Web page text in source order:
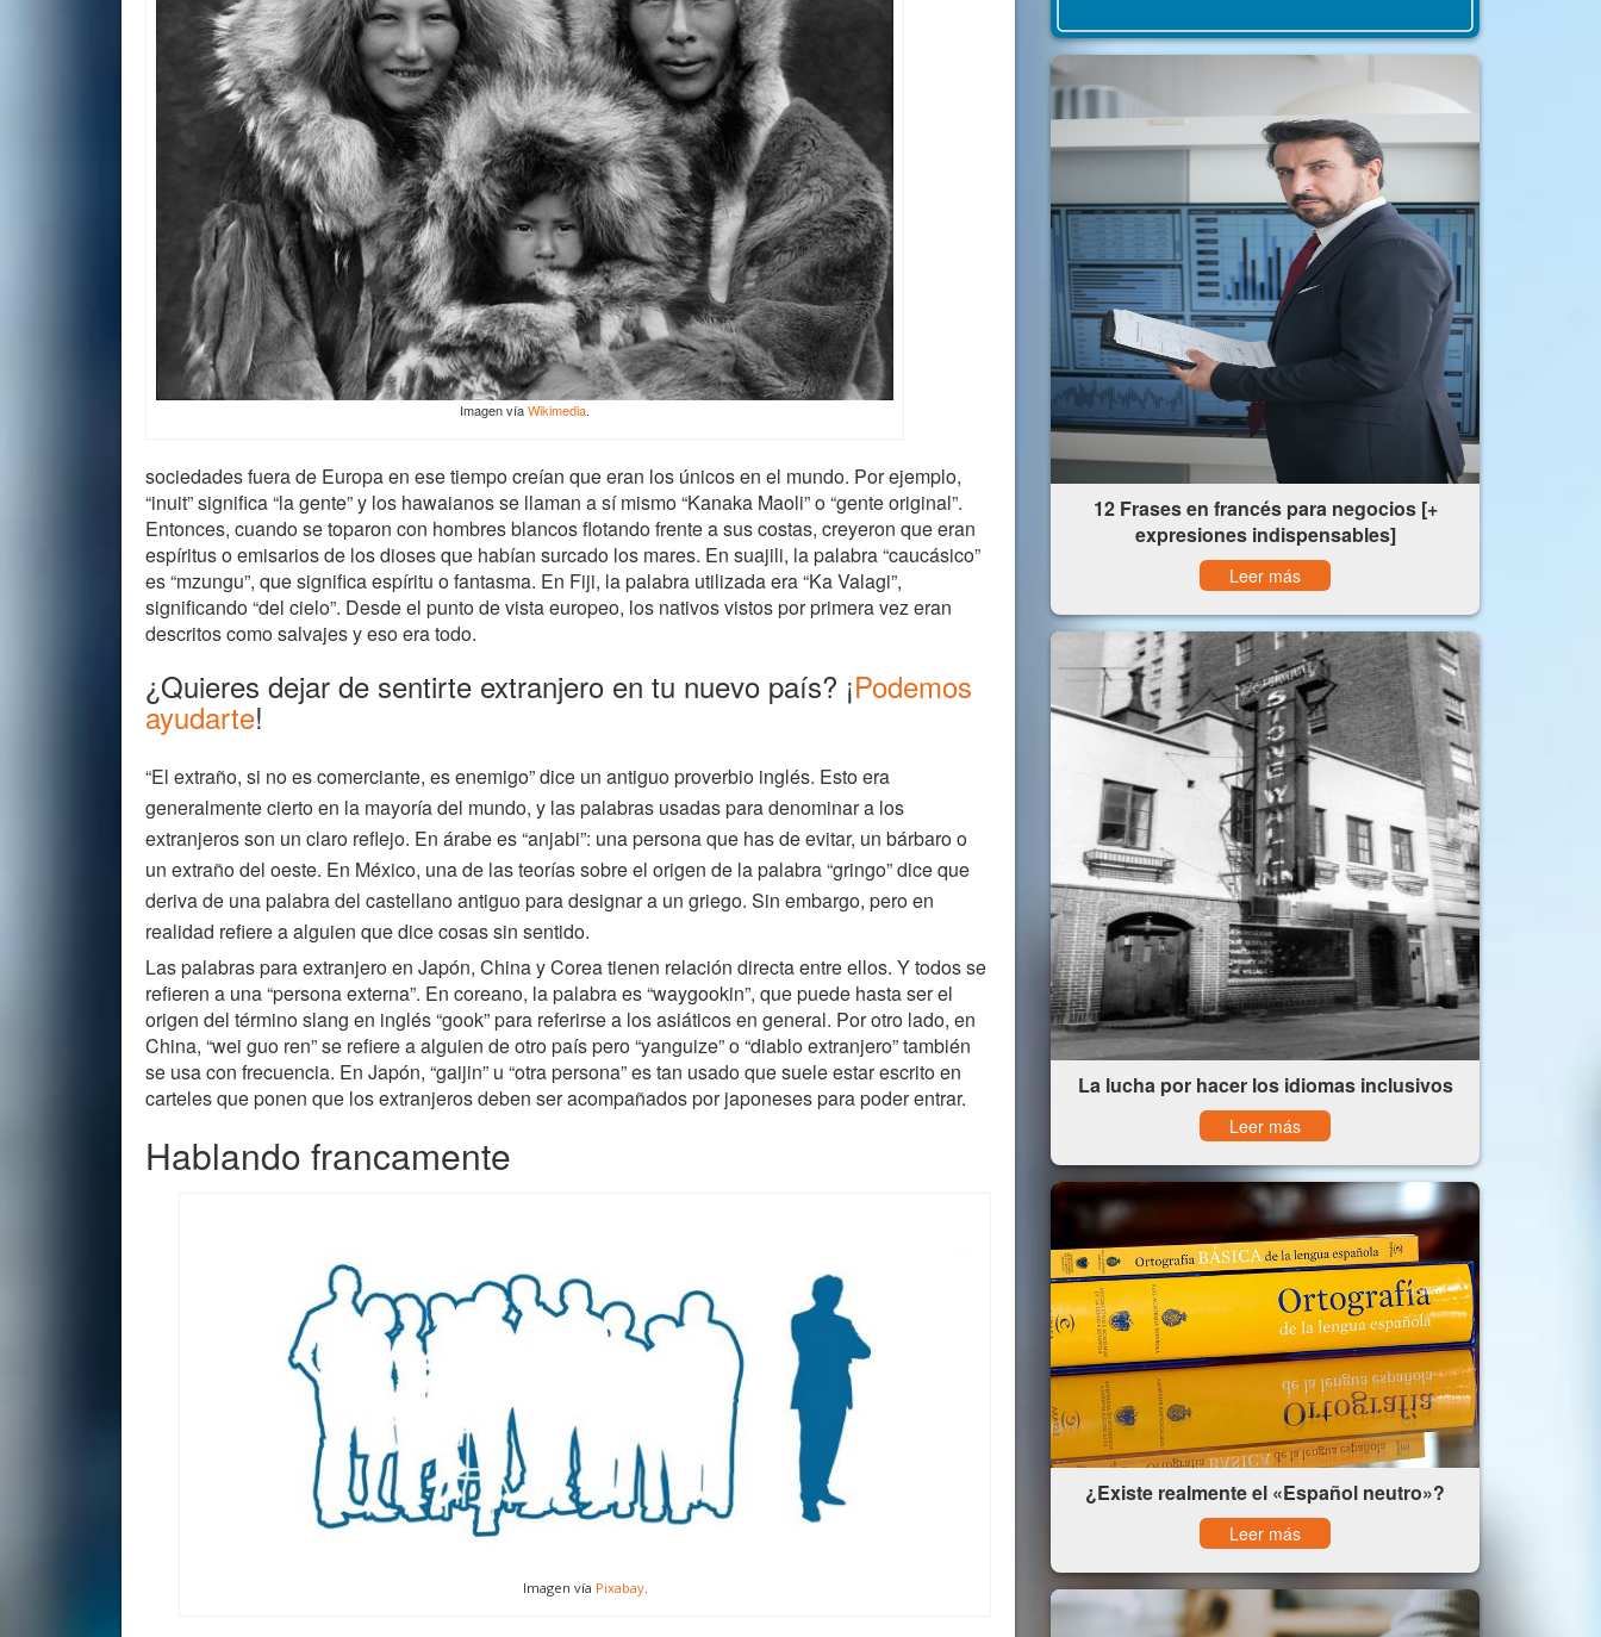
Imagen víaWikimedia.
sociedades fuera de Europa en ese tiempo creían que eran los únicos en el mundo. Por ejemplo,
“inuit” significa “la gente” y los hawaianos se llaman a sí mismo “Kanaka Maoli” o “gente original”.
Entonces, cuando se toparon con hombres blancos flotando frente a sus costas, creyeron que eran
espíritus o emisarios de los dioses que habían surcado los mares. En suajili, la palabra “caucásico”
es “mzungu”, que significa espíritu o fantasma. En Fiji, la palabra utilizada era “Ka Valagi”,
significando “del cielo”. Desde el punto de vista europeo, los nativos vistos por primera vez eran
descritos como salvajes y eso era todo.
¿Quieres dejar de sentirte extranjero en tu nuevo país? ¡Podemos
ayudarte!
“El extraño, si no es comerciante, es enemigo” dice un antiguo proverbio inglés. Esto era
generalmente cierto en la mayoría del mundo, y las palabras usadas para denominar a los
extranjeros son un claro reflejo. En árabe es “anjabi”: una persona que has de evitar, un bárbaro o
un extraño del oeste. En México, una de las teorías sobre el origen de la palabra “gringo” dice que
deriva de una palabra del castellano antiguo para designar a un griego. Sin embargo, pero en
realidad refiere a alguien que dice cosas sin sentido.
Las palabras para extranjero en Japón, China y Corea tienen relación directa entre ellos. Y todos se
refieren a una “persona externa”. En coreano, la palabra es “waygookin”, que puede hasta ser el
origen del término slang en inglés “gook” para referirse a los asiáticos en general. Por otro lado, en
China, “wei guo ren” se refiere a alguien de otro país pero “yanguize” o “diablo extranjero” también
se usa con frecuencia. En Japón, “gaijin” u “otra persona” es tan usado que suele estar escrito en
carteles que ponen que los extranjeros deben ser acompañados por japoneses para poder entrar.
Hablando francamente
Imagen vía Pixabay.
12 Frases en francés para negocios [+
expresiones indispensables]
Leer más
La lucha por hacer los idiomas inclusivos
Leer más
¿Existe realmente el «Español neutro»?
Leer más